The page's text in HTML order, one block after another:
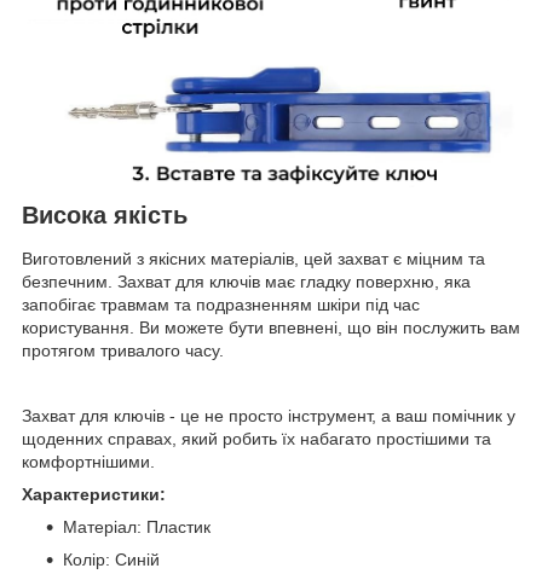
Висока якість
Виготовлений ​​з якісних матеріалів, цей захват є міцним та
безпечним. Захват для ключів має гладку поверхню, яка
запобігає травмам та подразненням шкіри під час
користування. Ви можете бути впевнені, що він послужить вам
протягом тривалого часу.
Захват для ключів - це не просто інструмент, а ваш помічник у
щоденних справах, який робить їх набагато простішими та
комфортнішими.
Характеристики:
Матеріал: Пластик
Колір: Синій